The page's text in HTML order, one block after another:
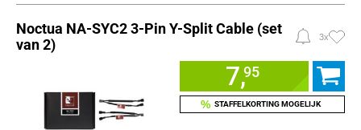
Noctua NA-SYC2 3-Pin Y-Split Cable (set
van 2)
3x
7,95
% STAFFELKORTING MOGELIJK